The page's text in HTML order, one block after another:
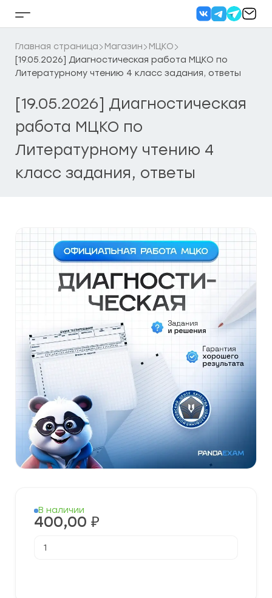
Кнопка
бокового
меню
Главная страница Магазин
МЦКО
[19.05.2026] Диагностическая работа МЦКО по
Литературному чтению 4 класс задания, ответы
[19.05.2026] Диагностическая
работа МЦКО по
Литературному чтению 4
класс задания, ответы
В наличии
400,00 ₽
товара